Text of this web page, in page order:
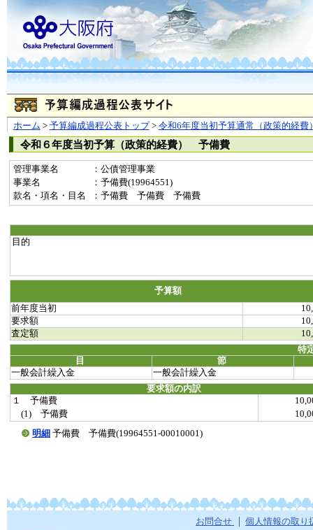
ホーム > 予算編成過程公表トップ> 令和6年度当初予算通常（政策的経費
令和６年度当初予算（政策的経費） 予備費
管理事業名
：公債管理事業
事業名
：予備費(19964551)
款名・項名・目名
：予備費 予備費 予備費
目的
予算額
前年度当初
要求額
査定額
特
目
節
一般会計繰入金
一般会計繰入金
要求額の内訳
１ 予備費
(1) 予備費
明細 予備費 予備費(19964551-00010001)
お問合せ 個人情報の取り